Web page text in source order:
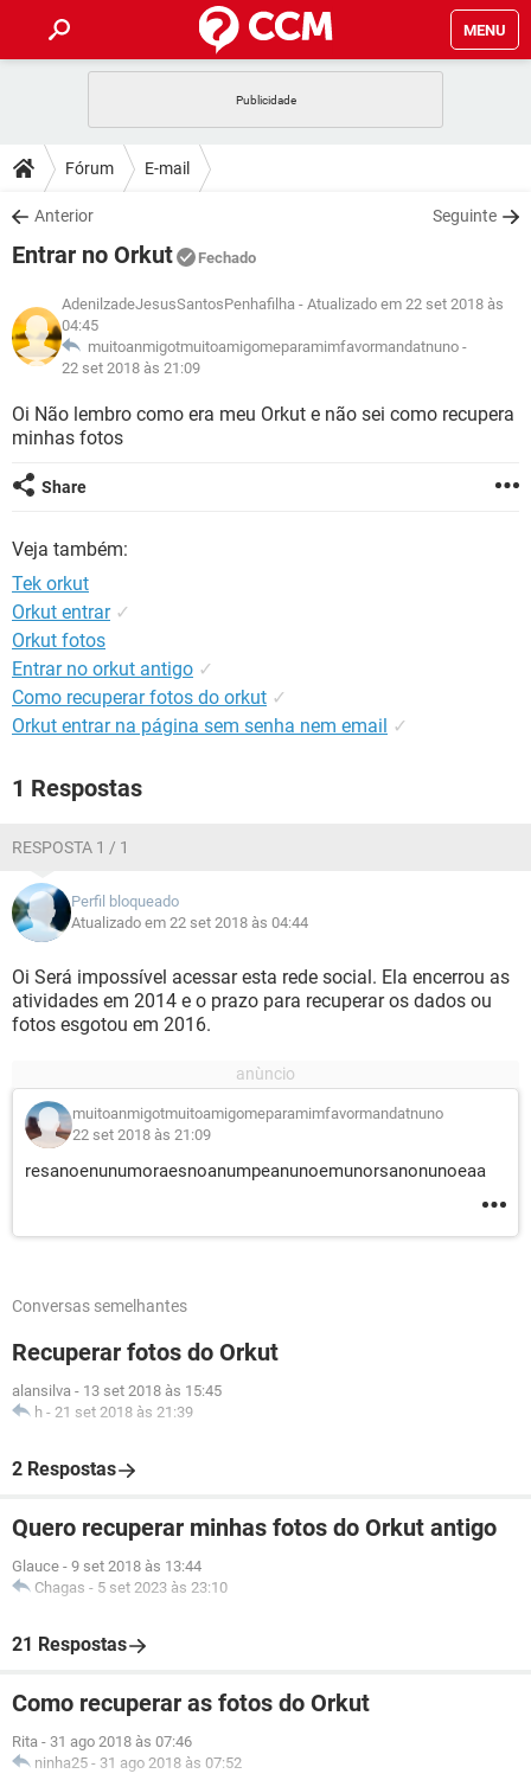
MENU
CELULAR
OUTLOOK
INSTAGRAM
GUIA DE COMPRAS
DICAS
JOGOS
INSTAGRAM
GUIA DE COMPRAS
DOWNLOADS
JOGOS
CELULAR FACEBOOK
OUTLOOK EXCEL
INSTAGRAM
GUIA DE COMPRAS
JOGOS
CELULAR FACEBOOK
INSTAGRAM
GUIA DE COMPRAS
GLOSSÁRIO
JOGOS
CELULAR FACEBOOK
INSTAGRAM
GUIA DE COMPRAS
Fórum E-mail
Anterior Seguinte
Entrar no Orkut Fechado
AdenilzadeJesusSantosPenhafilha - Atualizado em 22 set 2018 às
04:45
muitoanmigotmuitoamigomeparamimfavormandatnuno -
22 set 2018 às 21:09
Oi Não lembro como era meu Orkut e não sei como recupera
minhas fotos
Share
Veja também:
Tek orkut
Orkut entrar ✓
Orkut fotos
Entrar no orkut antigo ✓
Como recuperar fotos do orkut ✓
Orkut entrar na página sem senha nem email ✓
1 Respostas
RESPOSTA 1 / 1
Perfil bloqueado
Atualizado em 22 set 2018 às 04:44
Oi Será impossível acessar esta rede social. Ela encerrou as
atividades em 2014 e o prazo para recuperar os dados ou
fotos esgotou em 2016.
muitoanmigotmuitoamigomeparamimfavormandatnuno
22 set 2018 às 21:09
resanoenunumoraesnoanumpeanunoemunorsanonunoeaa
Conversas semelhantes
Recuperar fotos do Orkut
alansilva - 13 set 2018 às 15:45
h - 21 set 2018 às 21:39
2 Respostas
Quero recuperar minhas fotos do Orkut antigo
Glauce - 9 set 2018 às 13:44
Chagas - 5 set 2023 às 23:10
21 Respostas
Como recuperar as fotos do Orkut
Rita - 31 ago 2018 às 07:46
ninha25 - 31 ago 2018 às 07:52